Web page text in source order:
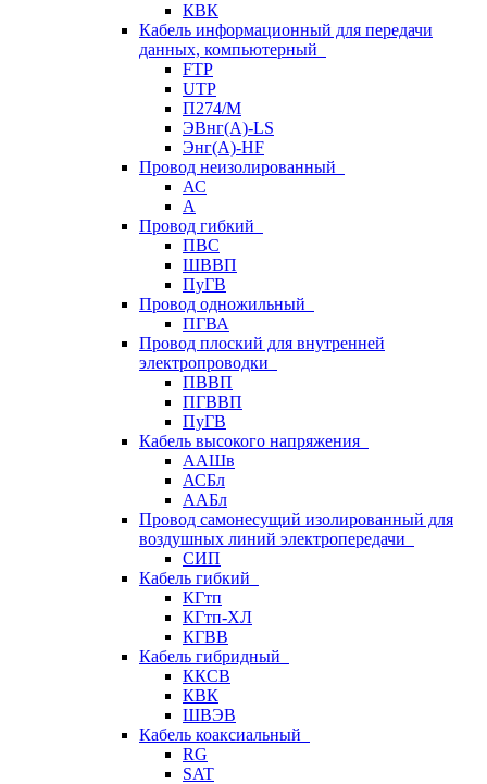
КВК
Кабель информационный для передачи
данных, компьютерный
FTP
UTP
П274/М
ЭВнг(А)-LS
Энг(А)-HF
Провод неизолированный
АС
А
Провод гибкий
ПВС
ШВВП
ПуГВ
Провод одножильный
ПГВА
Провод плоский для внутренней
электропроводки
ПВВП
ПГВВП
ПуГВ
Кабель высокого напряжения
ААШв
АСБл
ААБл
Провод самонесущий изолированный для
воздушных линий электропередачи
СИП
Кабель гибкий
КГтп
КГтп-ХЛ
КГВВ
Кабель гибридный
ККСВ
КВК
ШВЭВ
Кабель коаксиальный
RG
SAT